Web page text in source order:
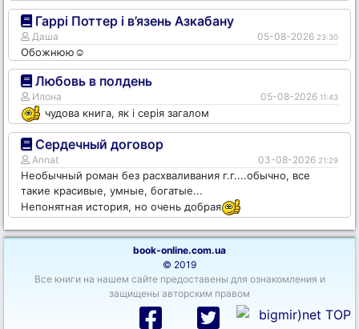
Гаррі Поттер і в’язень Азкабану
Даша 05-08-2026 23:30
Обожнюю☺️
Любовь в полдень
Илона 05-08-2026 11:43
чудова книга, як і серія загалом
Сердечный договор
Annat 03-08-2026 21:29
Необычный роман без расхваливания г.г....обычно, все
такие красивые, умные, богатые...
Непонятная история, но очень добрая
book-online.com.ua
© 2019
Все книги на нашем сайте предоставены для ознакомления и
защищены авторским правом